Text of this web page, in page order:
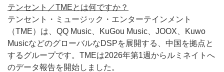
テンセント／TMEとは何ですか？
テンセント・ミュージック・エンターテインメント
（TME）は、QQ Music、KuGou Music、JOOX、Kuwo
MusicなどのグローバルなDSPを展開する、中国を拠点と
するグループです。TMEは2026年第1週からルミネイトへ
のデータ報告を開始しました。